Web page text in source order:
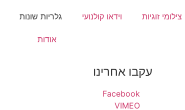
צילומי זוגיות וידאו קולנועי גלריות שונות
אודות
עקבו אחרינו
Facebook
VIMEO